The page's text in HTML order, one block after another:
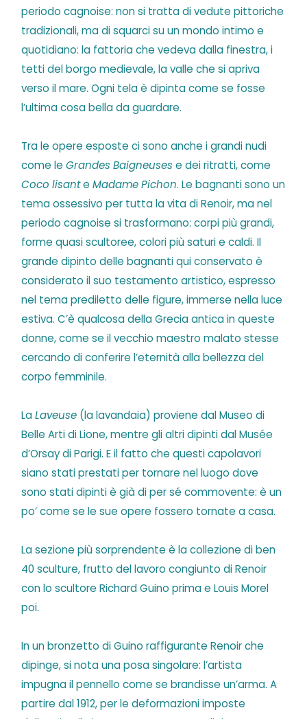
periodo cagnoise: non si tratta di vedute pittoriche
tradizionali, ma di squarci su un mondo intimo e
quotidiano: la fattoria che vedeva dalla finestra, i
tetti del borgo medievale, la valle che si apriva
verso il mare. Ogni tela è dipinta come se fosse
l’ultima cosa bella da guardare.
Tra le opere esposte ci sono anche i grandi nudi
come leGrandes Baigneuses e dei ritratti, come
Coco lisanteMadame Pichon. Le bagnanti sono un
tema ossessivo per tutta la vita di Renoir, ma nel
periodo cagnoise si trasformano: corpi più grandi,
forme quasi scultoree, colori più saturi e caldi. Il
grande dipinto delle bagnanti qui conservato è
considerato il suo testamento artistico, espresso
nel tema prediletto delle figure, immerse nella luce
estiva. C’è qualcosa della Grecia antica in queste
donne, come se il vecchio maestro malato stesse
cercando di conferire l’eternità alla bellezza del
corpo femminile.
LaLaveuse (la lavandaia) proviene dal Museo di
Belle Arti di Lione, mentre gli altri dipinti dal Musée
d’Orsay di Parigi. E il fatto che questi capolavori
siano stati prestati per tornare nel luogo dove
sono stati dipinti è già di per sé commovente: è un
po’ come se le sue opere fossero tornate a casa.
La sezione più sorprendente è la collezione di ben
40 sculture, frutto del lavoro congiunto di Renoir
con lo scultore Richard Guino prima e Louis Morel
poi.
In un bronzetto di Guino raffigurante Renoir che
dipinge, si nota una posa singolare: l’artista
impugna il pennello come se brandisse un’arma. A
partire dal 1912, per le deformazioni imposte